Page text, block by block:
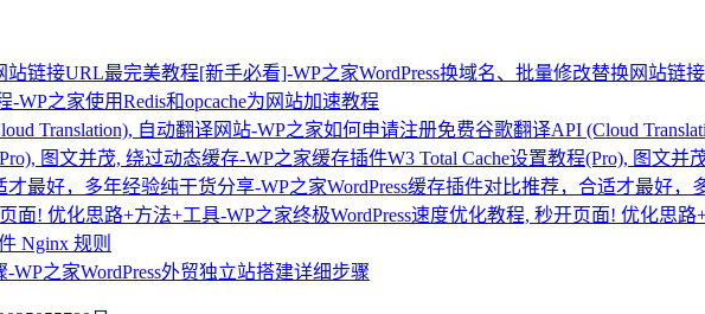
WordPress换域名、批量修改替换网站链
使用Redis和opcache为网站加速教程
如何申请注册免费谷歌翻译API (Cloud
缓存插件W3 Total Cache设置教程(Pro), 图文并
WordPress缓存插件对比推荐，合适才最好，
终极WordPress速度优化教程, 秒开页面! 优化思路
Nginx 规则
WordPress外贸独立站搭建详细步骤